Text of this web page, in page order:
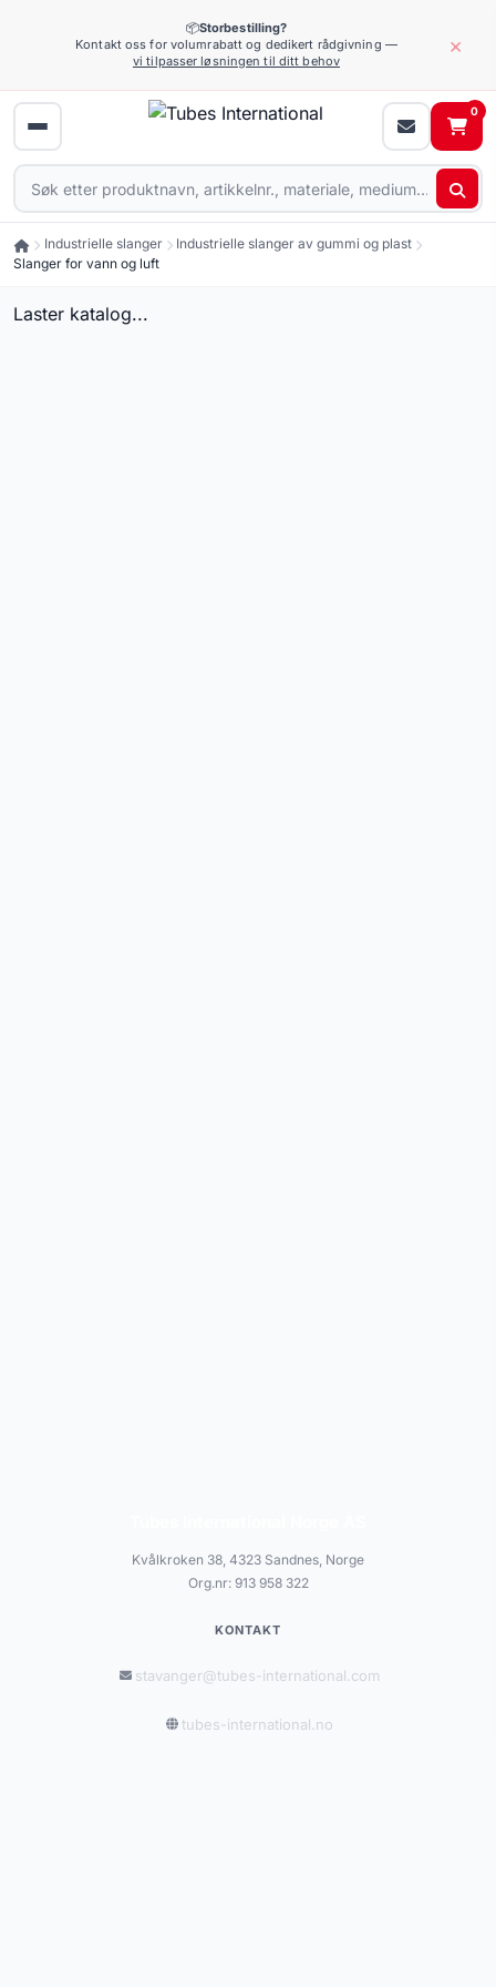
📦Storbestilling?
Kontakt oss for volumrabatt og dedikert rådgivning —
vi tilpasser løsningen til ditt behov
×
0
Industrielle slanger
Industrielle slanger av gummi og plast
Slanger for vann og luft
Laster katalog...
Kvålkroken 38, 4323 Sandnes, Norge
Org.nr: 913 958 322
KONTAKT
stavanger@tubes-international.com
tubes-international.no